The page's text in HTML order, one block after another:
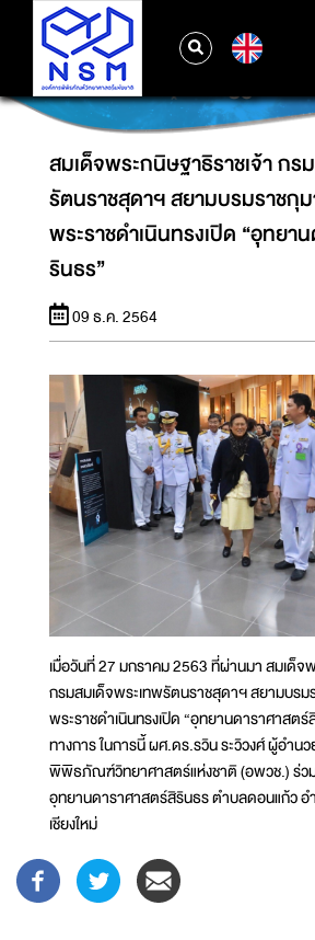
สมเด็จพระกนิษฐาธิราชเจ้า กร
รัตนราชสุดาฯ สยามบรมร
พระราชดำเนินทรงเปิด “อุทยา
ธร”
สมเด็จพระกนิษฐาธิราชเจ้า กร
รัตนราชสุดาฯ สยามบรมราชกุม
พระราชดำเนินทรงเปิด “อุทยา
รินธร”
09 ธ.ค. 2564
เมื่อวันที่ 27 มกราคม 2563 ที่ผ่านมา สมเด็จ
กรมสมเด็จพระเทพรัตนราชสุดาฯ สยามบรม
พระราชดำเนินทรงเปิด “อุทยานดาราศาสตร์
ทางการ ในการนี้ ผศ.ดร.รวิน ระวิวงศ์ ผู้อำน
พิพิธภัณฑ์วิทยาศาสตร์แห่งชาติ (อพวช.) ร่ว
อุทยานดาราศาสตร์สิรินธร ตำบลดอนแก้ว อ
เชียงใหม่